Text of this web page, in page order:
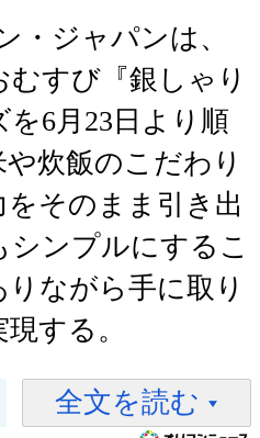
・ジャパンは、
すび『銀しゃり
6月23日より順
炊飯のこだわり
そのまま引き出
シンプルにするこ
ながら手に取り
する。
全文を読む